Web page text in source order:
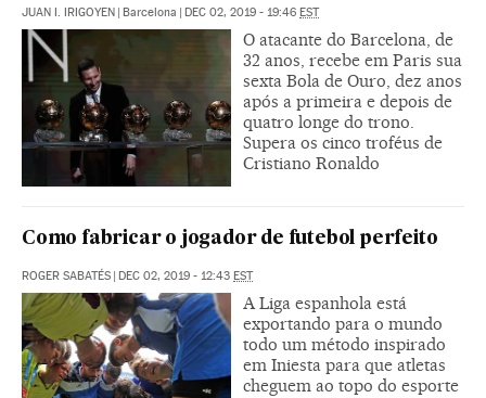
JUAN I. IRIGOYEN Barcelona DEC 02, 2019 - 19:46 EST
O atacante do Barcelona, de
32 anos, recebe em Paris sua
sexta Bola de Ouro, dez anos
após a primeira e depois de
quatro longe do trono.
Supera os cinco troféus de
Cristiano Ronaldo
Como fabricar o jogador de futebol perfeito
ROGER SABATÉS | DEC 02, 2019 - 12:43 EST
A Liga espanhola está
exportando para o mundo
todo um método inspirado
em Iniesta para que atletas
cheguem ao topo do esporte